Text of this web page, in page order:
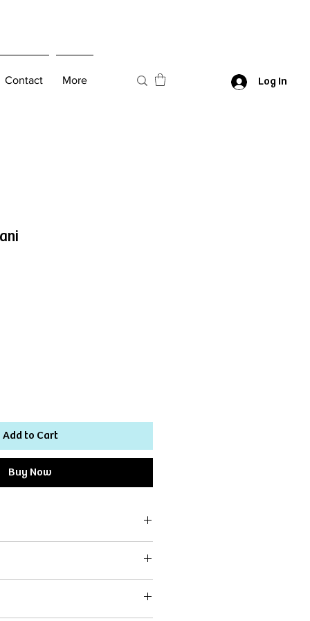
Contact More Log In
Add to Cart
Buy Now